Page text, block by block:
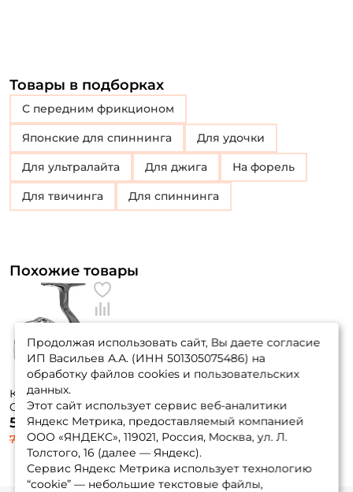
Товары в подборках
с передним фрикционом
Японские для спиннинга Для удочки
Для ультралайта Для джига на форель
для твичинга Для спиннинга
Похожие товары
Катушка Daiwa
Certate (G) LT 24 FC
2000-P / вес: 170гр.
/ 4,9 /
подшипники: 10шт.
57 760 ₽
77 010 ₽
Продолжая использовать сайт, Вы даете согласие
ИП Васильев А.А. (ИНН 501305075486) на
обработку файлов cookies и пользовательских
данных.
Этот сайт использует сервис веб-аналитики
Яндекс Метрика, предоставляемый компанией
ООО «ЯНДЕКС», 119021, Россия, Москва, ул. Л.
Толстого, 16 (далее — Яндекс).
Сервис Яндекс Метрика использует технологию
“cookie” — небольшие текстовые файлы,